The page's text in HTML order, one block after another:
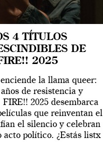
4 TÍTULOS
DE
2025
la llama queer:
de resistencia y
2025 desembarca
que reinventan el
el silencio y celebran
acto político. ¿Estás listx